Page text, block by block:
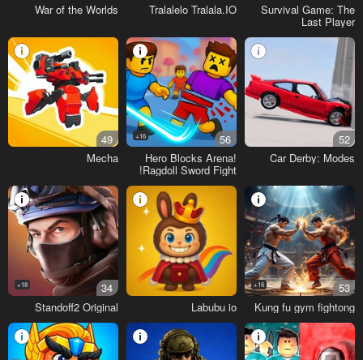
Survival Game: The
Last Player
Tralalelo Tralala.IO
War of the Worlds
52
Car Derby: Modes
56
16+
Hero Blocks Arena!
Ragdoll Sword Fight!
49
Mecha
53
16+
Kung fu gym fightong
Labubu io
34
18+
Standoff2 Original